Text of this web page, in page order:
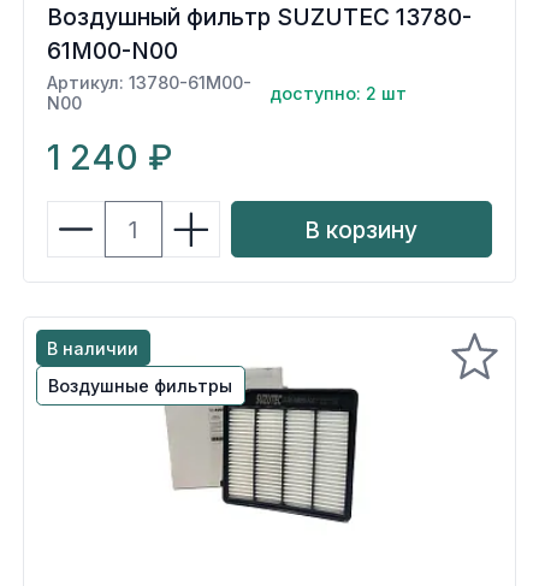
Воздушный фильтр SUZUTEC 13780-
61M00-N00
Артикул: 13780-61M00-
N00
доступно: 2 шт
1 240 ₽
В корзину
В наличии
Воздушные фильтры